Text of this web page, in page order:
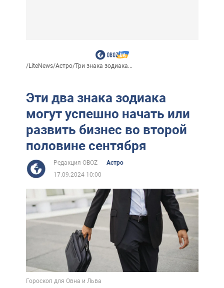
/LiteNews/Астро/Три знака зодиака...
Эти два знака зодиака
могут успешно начать или
развить бизнес во второй
половине сентября
Редакция OBOZ
Астро
17.09.2024 10:00
Гороскоп для Овна и Льва